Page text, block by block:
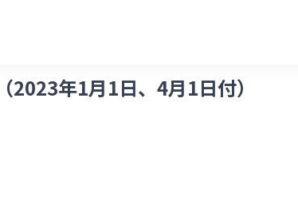
年1月1日、4月1日付）